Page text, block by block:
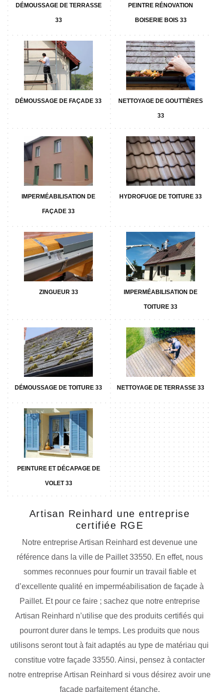
DÉMOUSSAGE DE TERRASSE
33
PEINTRE RÉNOVATION
BOISERIE BOIS 33
DÉMOUSSAGE DE FAÇADE 33 NETTOYAGE DE GOUTTIÈRES
33
IMPERMÉABILISATION DE
FAÇADE 33
HYDROFUGE DE TOITURE 33
ZINGUEUR 33 IMPERMÉABILISATION DE
TOITURE 33
DÉMOUSSAGE DE TOITURE 33 NETTOYAGE DE TERRASSE 33
PEINTURE ET DÉCAPAGE DE
VOLET 33
Artisan Reinhard une entreprise
certifiée RGE
Notre entreprise Artisan Reinhard est devenue une
référence dans la ville de Paillet 33550. En effet, nous
sommes reconnues pour fournir un travail fiable et
d’excellente qualité en imperméabilisation de façade à
Paillet. Et pour ce faire ; sachez que notre entreprise
Artisan Reinhard n’utilise que des produits certifiés qui
pourront durer dans le temps. Les produits que nous
utilisons seront tout à fait adaptés au type de matériau qui
constitue votre façade 33550. Ainsi, pensez à contacter
notre entreprise Artisan Reinhard si vous désirez avoir une
façade parfaitement étanche.